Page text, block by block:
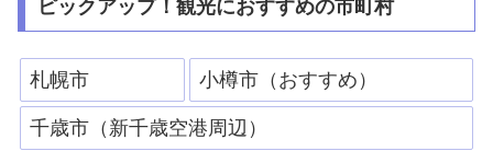
ピックアップ！観光におすすめの市町村
札幌市 小樽市（おすすめ）
千歳市（新千歳空港周辺）